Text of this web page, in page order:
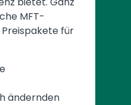
MFT-
für
ändernden